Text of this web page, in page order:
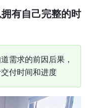
有自己完整的时
需求的前因后果，
付时间和进度